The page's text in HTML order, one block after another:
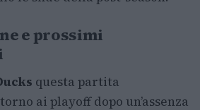
e prossimi
questa partita
ai playoff dopo un’assenza